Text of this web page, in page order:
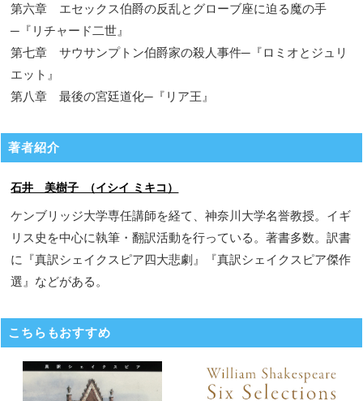
第六章 エセックス伯爵の反乱とグローブ座に迫る魔の手
─『リチャード二世』
第七章 サウサンプトン伯爵家の殺人事件─『ロミオとジュリ
エット』
第八章 最後の宮廷道化─『リア王』
著者紹介
石井 美樹子 （イシイ ミキコ）
ケンブリッジ大学専任講師を経て、神奈川大学名誉教授。イギ
リス史を中心に執筆・翻訳活動を行っている。著書多数。訳書
に『真訳シェイクスピア四大悲劇』『真訳シェイクスピア傑作
選』などがある。
こちらもおすすめ